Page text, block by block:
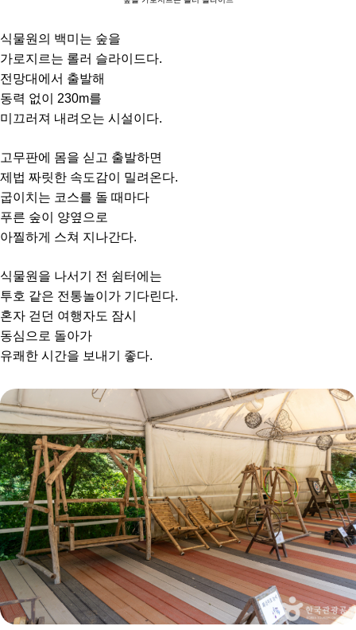
식물원의 백미는 숲을
가로지르는 롤러 슬라이드다.
전망대에서 출발해
동력 없이 230m를
미끄러져 내려오는 시설이다.
고무판에 몸을 싣고 출발하면
제법 짜릿한 속도감이 밀려온다.
굽이치는 코스를 돌 때마다
푸른 숲이 양옆으로
아찔하게 스쳐 지나간다.
식물원을 나서기 전 쉼터에는
투호 같은 전통놀이가 기다린다.
혼자 걷던 여행자도 잠시
동심으로 돌아가
유쾌한 시간을 보내기 좋다.